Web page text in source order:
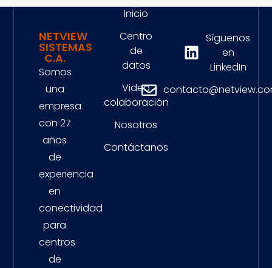
NETVIEW
SISTEMAS
C.A.
Somos
una
empresa
con 27
años
de
experiencia
en
conectividad
para
centros
de
Inicio
Centro
de
datos
Video
colaboración
Nosotros
Contáctanos
Síguenos
en
LinkedIn